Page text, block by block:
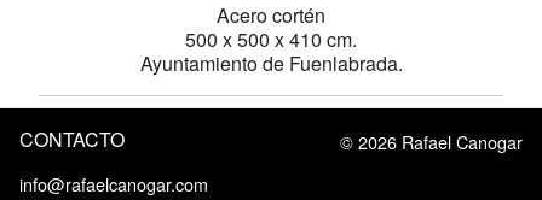
Acero cortén
500 x 500 x 410 cm.
Ayuntamiento de Fuenlabrada.
CONTACTO
info@rafaelcanogar.com
© 2026 Rafael Canogar